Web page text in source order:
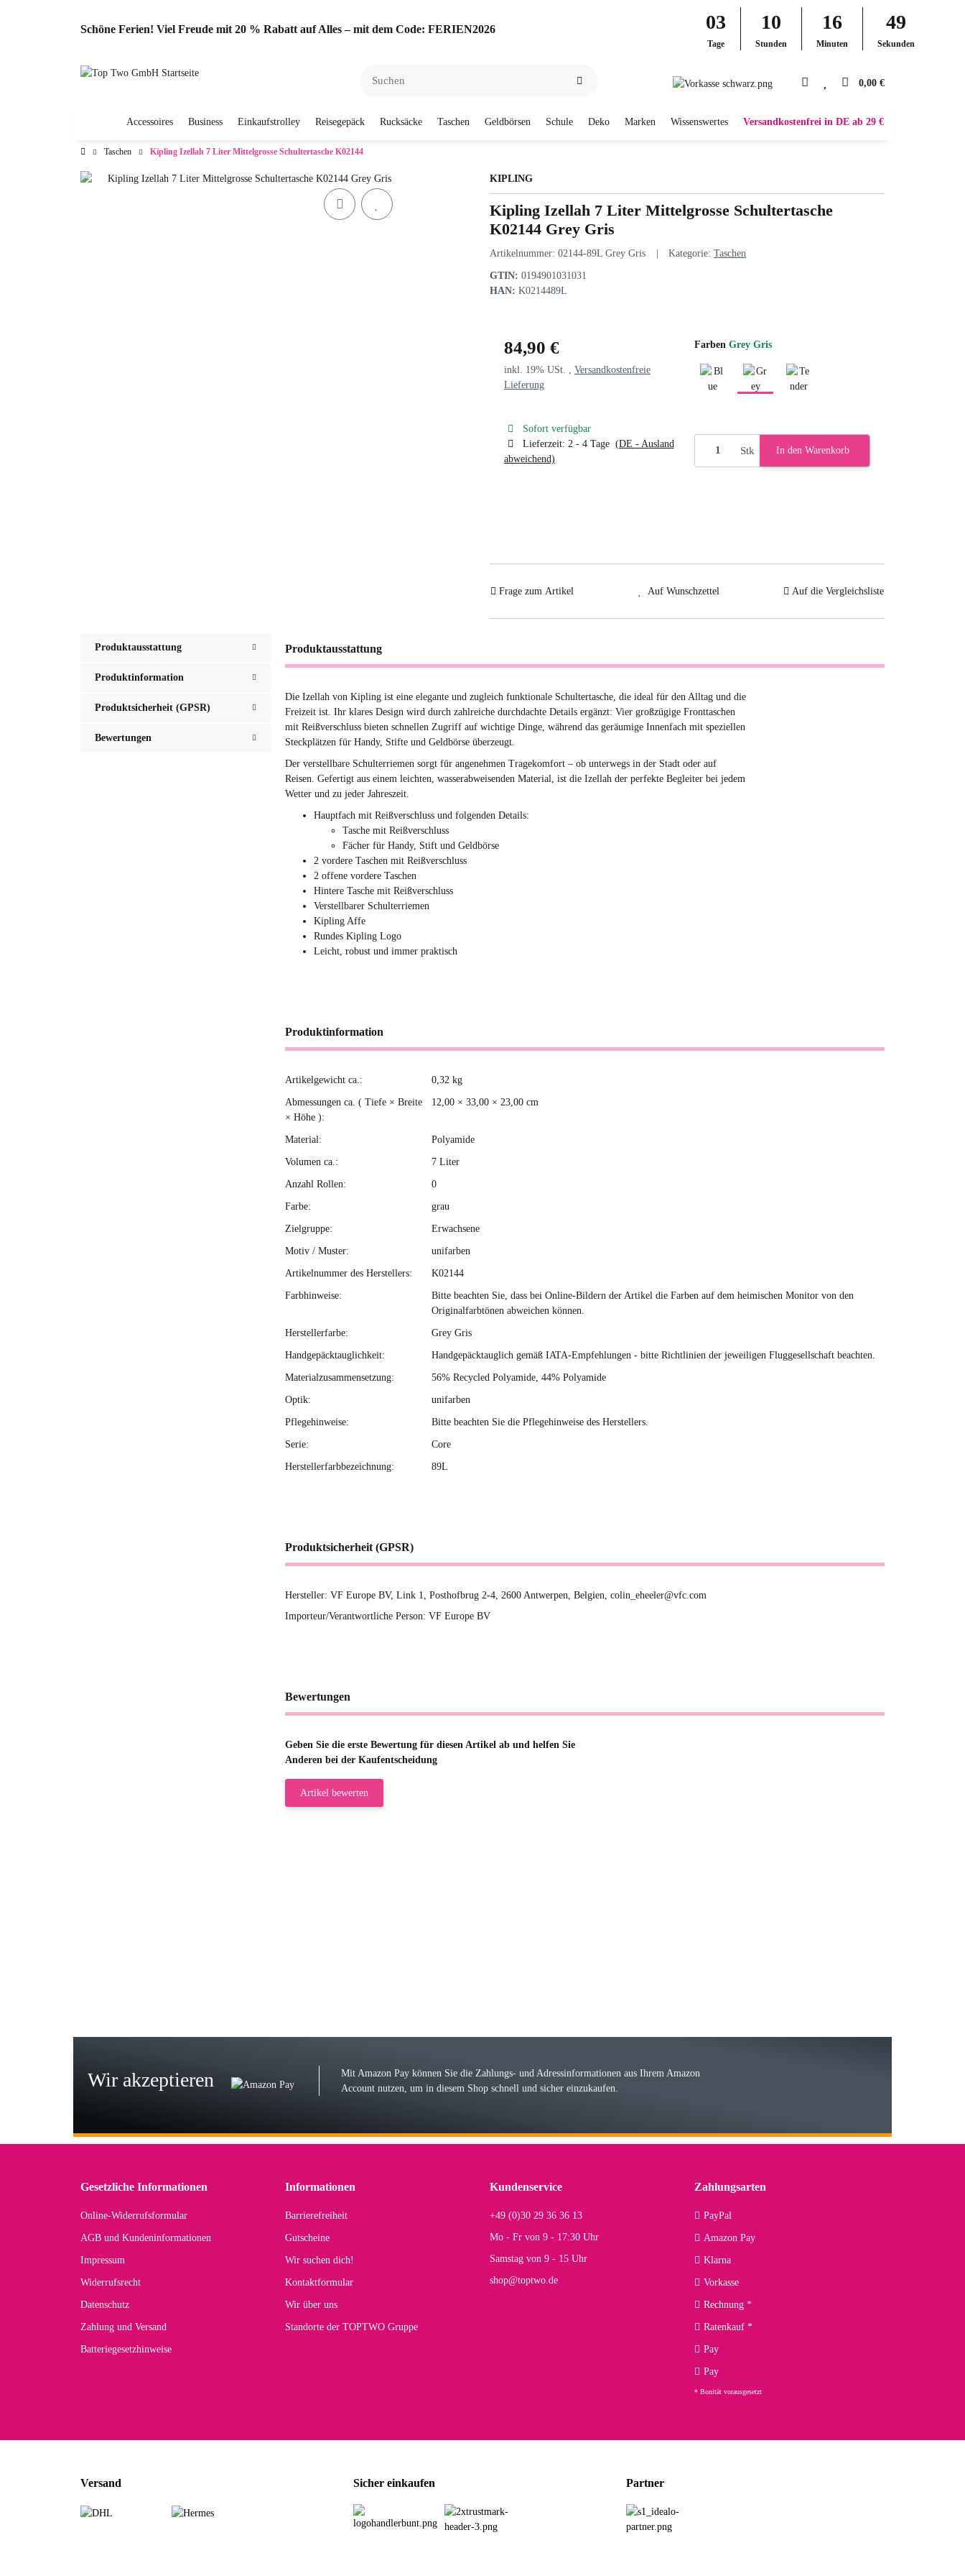
Schöne Ferien! Viel Freude mit 20 % Rabatt auf Alles – mit dem Code: FERIEN2026 03
Tage
10
Stunden
16
Minuten
48
Sekunden
0,00 €
Accessoires Business Einkaufstrolley Reisegepäck Rucksäcke Taschen Geldbörsen Schule Deko Marken Wissenswertes Versandkostenfrei in DE ab 29 €
Taschen Kipling Izellah 7 Liter Mittelgrosse Schultertasche K02144
KIPLING
Kipling Izellah 7 Liter Mittelgrosse Schultertasche
K02144 Grey Gris
Artikelnummer: 02144-89L Grey Gris Kategorie: Taschen
GTIN: 0194901031031
HAN: K0214489L
84,90 €
inkl. 19% USt. , Versandkostenfreie
Lieferung
Sofort verfügbar
Lieferzeit: 2 - 4 Tage (DE - Ausland
abweichend)
Farben Grey Gris
Stk In den Warenkorb
Frage zum Artikel Auf Wunschzettel Auf die Vergleichsliste
Produktausstattung
Produktinformation
Produktsicherheit (GPSR)
Bewertungen
Produktausstattung
Die Izellah von Kipling ist eine elegante und zugleich funktionale Schultertasche, die ideal für den Alltag und die
Freizeit ist. Ihr klares Design wird durch zahlreiche durchdachte Details ergänzt: Vier großzügige Fronttaschen
mit Reißverschluss bieten schnellen Zugriff auf wichtige Dinge, während das geräumige Innenfach mit speziellen
Steckplätzen für Handy, Stifte und Geldbörse überzeugt.
Der verstellbare Schulterriemen sorgt für angenehmen Tragekomfort – ob unterwegs in der Stadt oder auf
Reisen. Gefertigt aus einem leichten, wasserabweisenden Material, ist die Izellah der perfekte Begleiter bei jedem
Wetter und zu jeder Jahreszeit.
Hauptfach mit Reißverschluss und folgenden Details:
Tasche mit Reißverschluss
Fächer für Handy, Stift und Geldbörse
2 vordere Taschen mit Reißverschluss
2 offene vordere Taschen
Hintere Tasche mit Reißverschluss
Verstellbarer Schulterriemen
Kipling Affe
Rundes Kipling Logo
Leicht, robust und immer praktisch
Produktinformation
Produkteigenschaft
Wert
Artikelgewicht ca.: 0,32 kg
Abmessungen ca. ( Tiefe × Breite
× Höhe ):
12,00 × 33,00 × 23,00 cm
Material: Polyamide
Volumen ca.: 7 Liter
Anzahl Rollen: 0
Farbe: grau
Zielgruppe: Erwachsene
Motiv / Muster: unifarben
Artikelnummer des Herstellers: K02144
Farbhinweise:
Bitte beachten Sie, dass bei Online-Bildern der Artikel die Farben auf dem heimischen Monitor von den
Originalfarbtönen abweichen können.
Herstellerfarbe: Grey Gris
Handgepäcktauglichkeit: Handgepäcktauglich gemäß IATA-Empfehlungen - bitte Richtlinien der jeweiligen Fluggesellschaft beachten.
Materialzusammensetzung: 56% Recycled Polyamide, 44% Polyamide
Optik: unifarben
Pflegehinweise: Bitte beachten Sie die Pflegehinweise des Herstellers.
Serie: Core
Herstellerfarbbezeichnung: 89L
Produktsicherheit (GPSR)
Hersteller: VF Europe BV, Link 1, Posthofbrug 2-4, 2600 Antwerpen, Belgien, colin_eheeler@vfc.com
Importeur/Verantwortliche Person: VF Europe BV
Bewertungen
Geben Sie die erste Bewertung für diesen Artikel ab und helfen Sie
Anderen bei der Kaufentscheidung
Artikel bewerten
Der Koffer macht einen sehr soliden Eindruck. Die Zuverlässigkeit muss sich noch in den kommenden Jahren herausstellen. Spannend wird es falls
Hans E
Wir akzeptieren
Mit Amazon Pay können Sie die Zahlungs- und Adressinformationen aus Ihrem Amazon
Account nutzen, um in diesem Shop schnell und sicher einzukaufen.
Gesetzliche Informationen
Online-Widerrufsformular
AGB und Kundeninformationen
Impressum
Widerrufsrecht
Datenschutz
Zahlung und Versand
Batteriegesetzhinweise
Informationen
Barrierefreiheit
Gutscheine
Wir suchen dich!
Kontaktformular
Wir über uns
Standorte der TOPTWO Gruppe
Kundenservice
+49 (0)30 29 36 36 13
Mo - Fr von 9 - 17:30 Uhr
Samstag von 9 - 15 Uhr
shop@toptwo.de
Zahlungsarten
PayPal
Amazon Pay
Klarna
Vorkasse
Rechnung *
Ratenkauf *
Pay
Pay
* Bonität vorausgesetzt
Versand Sicher einkaufen Partner